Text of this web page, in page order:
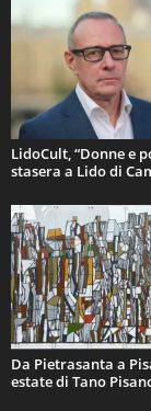
LidoCult, “Donne e
stasera a Lido di
Da Pietrasanta a
estate di Tano